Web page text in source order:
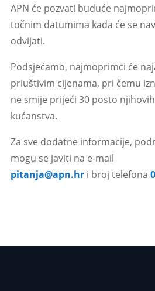
APN će pozvati buduće
točnim datumima kada će se
odvijati.
Podsjećamo, najmoprimci će
priuštivim cijenama, pri čemu
ne smije prijeći 30 posto
kućanstva.
Za sve dodatne informacije,
mogu se javiti na e-mail
pitanja@apn.hr i broj telefona